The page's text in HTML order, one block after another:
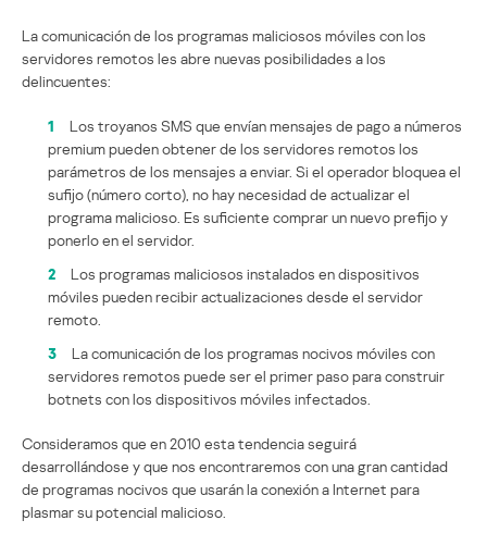
La comunicación de los programas maliciosos móviles con los
servidores remotos les abre nuevas posibilidades a los
delincuentes:
1
Los troyanos SMS que envían mensajes de pago a números
premium pueden obtener de los servidores remotos los
parámetros de los mensajes a enviar. Si el operador bloquea el
sufijo (número corto), no hay necesidad de actualizar el
programa malicioso. Es suficiente comprar un nuevo prefijo y
ponerlo en el servidor.
2
Los programas maliciosos instalados en dispositivos
móviles pueden recibir actualizaciones desde el servidor
remoto.
3
La comunicación de los programas nocivos móviles con
servidores remotos puede ser el primer paso para construir
botnets con los dispositivos móviles infectados.
Consideramos que en 2010 esta tendencia seguirá
desarrollándose y que nos encontraremos con una gran cantidad
de programas nocivos que usarán la conexión a Internet para
plasmar su potencial malicioso.